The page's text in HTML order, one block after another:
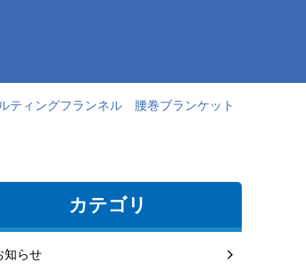
ティングフランネル 腰巻ブランケット
カテゴリ
知らせ